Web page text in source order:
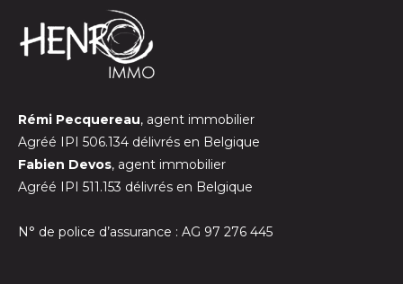
Rémi Pecquereau, agent immobilier
Agréé IPI 506.134 délivrés en Belgique
Fabien Devos, agent immobilier
Agréé IPI 511.153 délivrés en Belgique
N° de police d’assurance : AG 97 276 445